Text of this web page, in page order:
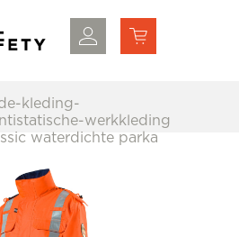
kleding-
werkkleding
waterdichte parka